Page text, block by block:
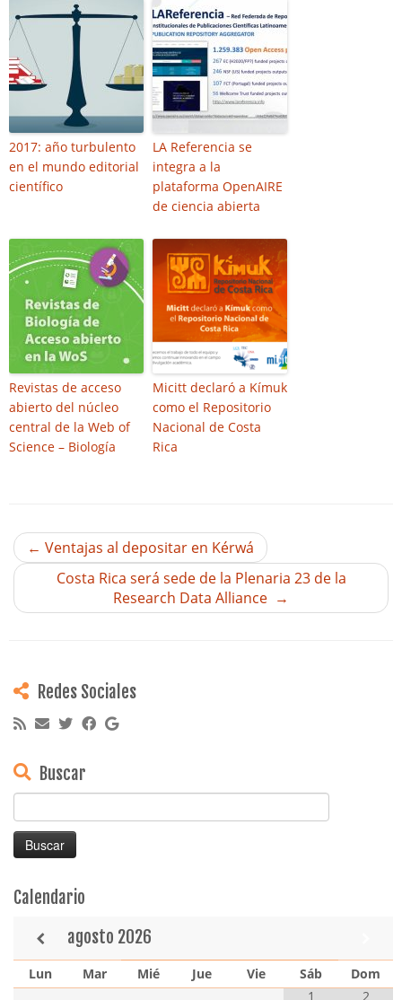
2017: año turbulento
en el mundo editorial
científico
LA Referencia se
integra a la
plataforma OpenAIRE
de ciencia abierta
Revistas de acceso
abierto del núcleo
central de la Web of
Science – Biología
Micitt declaró a Kímuk
como el Repositorio
Nacional de Costa
Rica
← Ventajas al depositar en Kérwá
Costa Rica será sede de la Plenaria 23 de la
Research Data Alliance →
Redes Sociales
Buscar
Buscar:
Calendario
agosto 2026
Lun Mar Mié Jue Vie Sáb
Dom
1
2